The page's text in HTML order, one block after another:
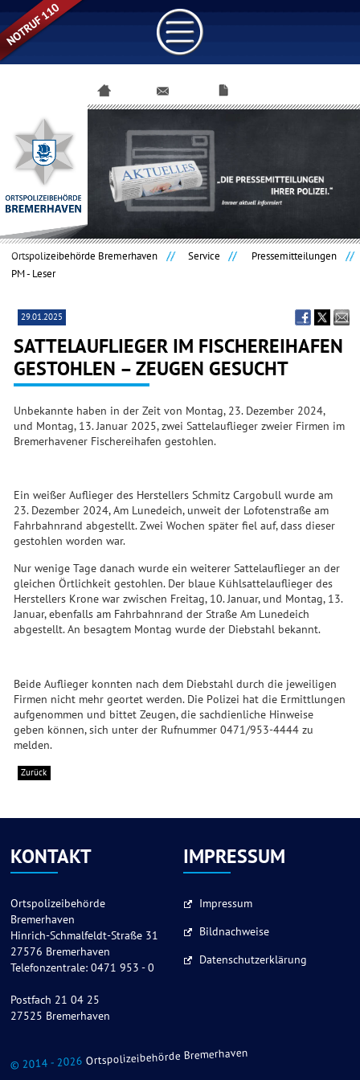
überspringen
Ortspolizeibehörde Bremerhaven Service
Pressemitteilungen
PM - Leser
29.01.2025
SATTELAUFLIEGER IM FISCHEREIHAFEN
GESTOHLEN – ZEUGEN GESUCHT
Unbekannte haben in der Zeit von Montag, 23. Dezember 2024,
und Montag, 13. Januar 2025, zwei Sattelauflieger zweier Firmen im
Bremerhavener Fischereihafen gestohlen.
Ein weißer Auflieger des Herstellers Schmitz Cargobull wurde am
23. Dezember 2024, Am Lunedeich, unweit der Lofotenstraße am
Fahrbahnrand abgestellt. Zwei Wochen später fiel auf, dass dieser
gestohlen worden war.
Nur wenige Tage danach wurde ein weiterer Sattelauflieger an der
gleichen Örtlichkeit gestohlen. Der blaue Kühlsattelauflieger des
Herstellers Krone war zwischen Freitag, 10. Januar, und Montag, 13.
Januar, ebenfalls am Fahrbahnrand der Straße Am Lunedeich
abgestellt. An besagtem Montag wurde der Diebstahl bekannt.
Beide Auflieger konnten nach dem Diebstahl durch die jeweiligen
Firmen nicht mehr geortet werden. Die Polizei hat die Ermittlungen
aufgenommen und bittet Zeugen, die sachdienliche Hinweise
geben können, sich unter der Rufnummer 0471/953-4444 zu
melden.
Zurück
KONTAKT
Ortspolizeibehörde
Bremerhaven
Hinrich-Schmalfeldt-Straße 31
27576 Bremerhaven
Telefonzentrale: 0471 953 - 0
Postfach 21 04 25
27525 Bremerhaven
IMPRESSUM
Impressum
Bildnachweise
Datenschutzerklärung
© 2014 - 2026 Ortspolizeibehörde Bremerhaven